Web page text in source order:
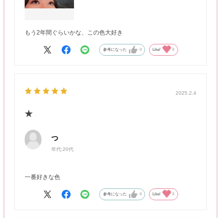
もう2年間ぐらいかな、この色大好き
参考になった 0 Like! 0
2025.2.4
★
つ
年代:20代
一番好きな色
参考になった 0 Like! 0